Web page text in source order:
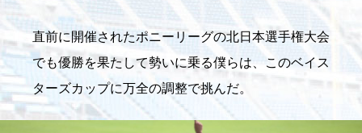
直前に開催されたポニーリーグの北日本選手権大会
でも優勝を果たして勢いに乗る僕らは、このベイス
ターズカップに万全の調整で挑んだ。